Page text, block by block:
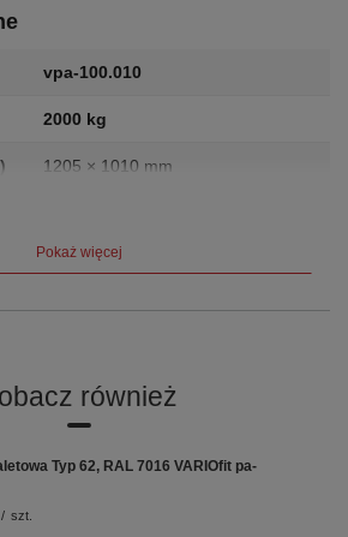
vpa-100.010
2000 kg
1205 × 1010 mm
VARIOfit (Cordes GmbH, Niemcy)
12 lat
x 1.010 mm (szer./gł.) do palety o
mm (szer./gł.) Wysokość
* solidna, stalowa
Pokaż więcej
również
Typ 62, RAL 7016 VARIOfit pa-
/ szt.